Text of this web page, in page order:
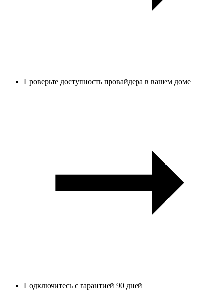
Проверьте доступность провайдера в вашем доме
Подключитесь с гарантией 90 дней